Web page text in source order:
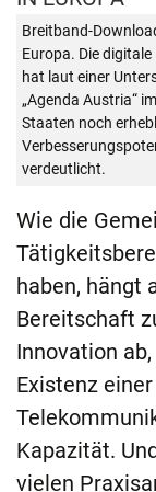
Breitband-
Europa. Die
hat laut einer
„Agenda Austria“
Staaten noch
verdeutlicht.
Wie die
haben, hängt
Bereitschaft
Innovation
Existenz
Kapazität.
vielen